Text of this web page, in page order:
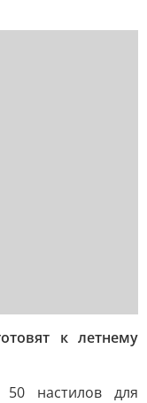
к летнему
настилов для